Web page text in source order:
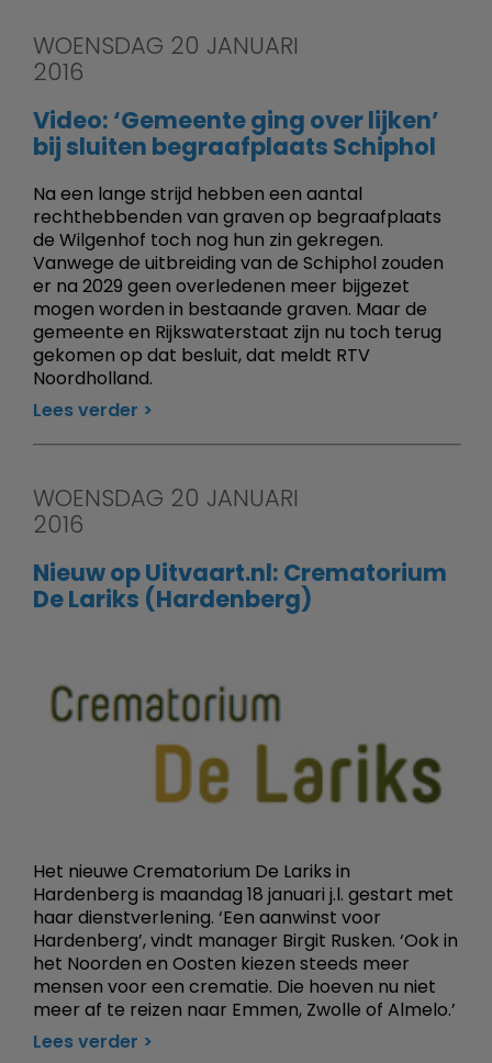
WOENSDAG 20 JANUARI
2016
Video: ‘Gemeente ging over lijken’
bij sluiten begraafplaats Schiphol
Na een lange strijd hebben een aantal
rechthebbenden van graven op begraafplaats
de Wilgenhof toch nog hun zin gekregen.
Vanwege de uitbreiding van de Schiphol zouden
er na 2029 geen overledenen meer bijgezet
mogen worden in bestaande graven. Maar de
gemeente en Rijkswaterstaat zijn nu toch terug
gekomen op dat besluit, dat meldt RTV
Noordholland.
Lees verder
WOENSDAG 20 JANUARI
2016
Nieuw op Uitvaart.nl: Crematorium
De Lariks (Hardenberg)
Het nieuwe Crematorium De Lariks in
Hardenberg is maandag 18 januari j.l. gestart met
haar dienstverlening. ‘Een aanwinst voor
Hardenberg’, vindt manager Birgit Rusken. ‘Ook in
het Noorden en Oosten kiezen steeds meer
mensen voor een crematie. Die hoeven nu niet
meer af te reizen naar Emmen, Zwolle of Almelo.’
Lees verder